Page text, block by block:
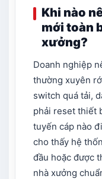
Khi nào
mới toàn
xưởng?
Doanh nghiệp
thường xuyên
switch quá tải,
phải reset thiết
tuyến cáp nào
cho thấy hệ
đầu hoặc được
nhà xưởng